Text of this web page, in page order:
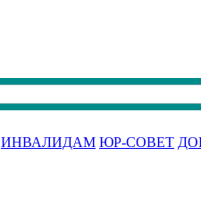
ИНВАЛИДАМ ЮР-СОВЕТ